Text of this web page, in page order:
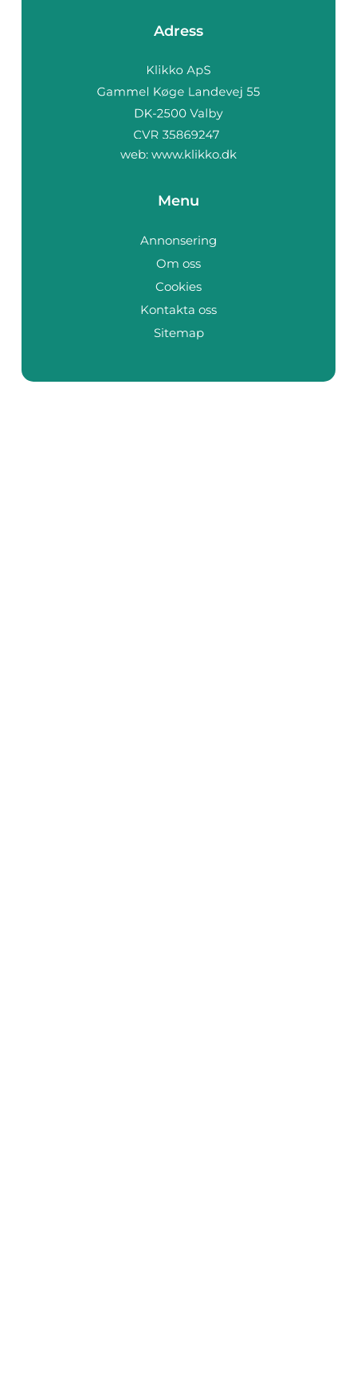
Adress
web: www.klikko.dk
Menu
Annonsering
Om oss
Cookies
Kontakta oss
Sitemap